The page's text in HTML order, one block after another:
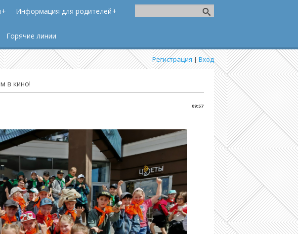
Информация для родителей
Горячие линии
Регистрация|Вход
в кино!
09:57